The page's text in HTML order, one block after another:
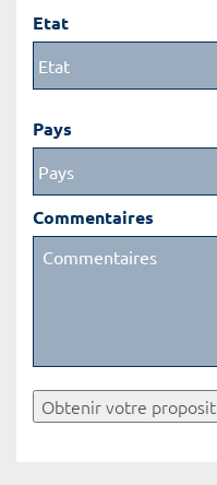
Etat
Pays
Commentaires
Obtenir votre